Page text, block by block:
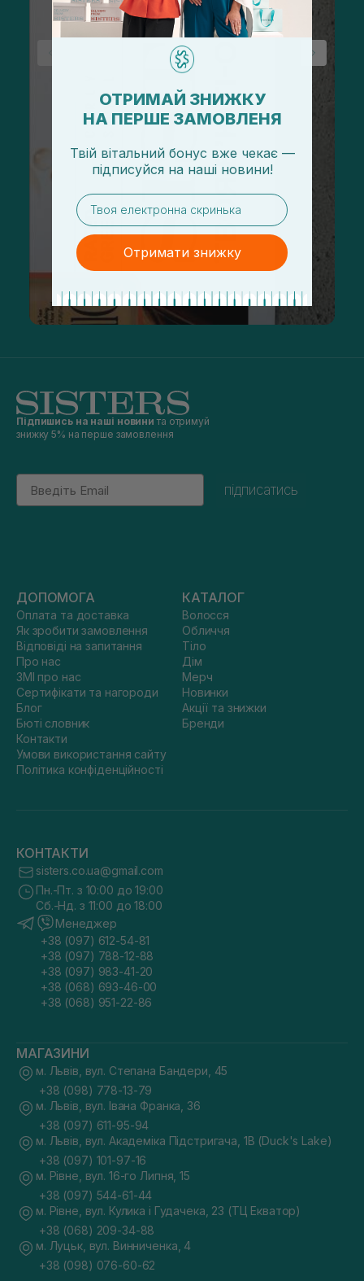
Підпишись на наші новини та отримуй
знижку 5% на перше замовлення
Email
підписатись
ДОПОМОГА
Оплата та доставка
Як зробити замовлення
Відповіді на запитання
Про нас
ЗМІ про нас
Сертифікати та нагороди
Блог
Бюті словник
Контакти
Умови використання сайту
Політика конфіденційності
КАТАЛОГ
Волосся
Обличчя
Тіло
Дім
Мерч
Новинки
Акції та знижки
Бренди
КОНТАКТИ
sisters.co.ua@gmail.com
Пн.-Пт. з 10:00 до 19:00
Сб.-Нд. з 11:00 до 18:00
Менеджер
+38 (097) 612-54-81
+38 (097) 788-12-88
+38 (097) 983-41-20
+38 (068) 693-46-00
+38 (068) 951-22-86
МАГАЗИНИ
м. Львів, вул. Степана Бандери, 45
+38 (098) 778-13-79
м. Львів, вул. Івана Франка, 36
+38 (097) 611-95-94
м. Львів, вул. Академіка Підстригача, 1В (Duck's Lake)
+38 (097) 101-97-16
м. Рівне, вул. 16-го Липня, 15
+38 (097) 544-61-44
м. Рівне, вул. Кулика і Гудачека, 23 (ТЦ Екватор)
+38 (068) 209-34-88
м. Луцьк, вул. Винниченка, 4
+38 (098) 076-60-62
ОТРИМАЙ ЗНИЖКУ
НА ПЕРШЕ ЗАМОВЛЕНЯ
Твій вітальний бонус вже чекає —
підписуйся на наші новини!
email
Отримати знижку